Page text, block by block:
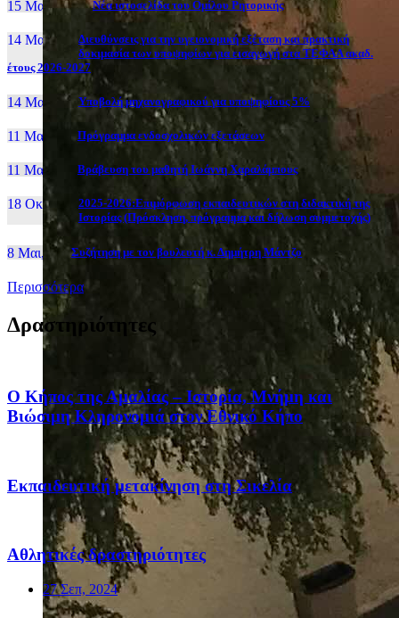
15 Μαι, 2026 Νέα ιστοσελίδα του Ομίλου Ρητορικής
14 Μαι, 26
Διευθύνσεις για την υγειονομική εξέταση και πρακτική
δοκιμασία των υποψηφίων για εισαγωγή στα ΤΕΦΑΑ ακαδ.
έτους 2026-2027
14 Μαι, 26 Yποβολή μηχανογραφικού για υποψηφίους 5%
11 Μαι, 26 Πρόγραμμα ενδοσχολικών εξετάσεων
11 Μαι, 26 Βράβευση του μαθητή Ιωάννη Χαραλάμπους
18 Οκτ, 25
2025-2026:Επιμόρφωση εκπαιδευτικών στη διδακτική της
Ιστορίας (Πρόσκληση, πρόγραμμα και δήλωση συμμετοχής)
8 Μαι, 26 Συζήτηση με τον βουλευτή κ. Δημήτρη Μάντζο
Περισσότερα
Δραστηριότητες
Ο Κήπος της Αμαλίας – Ιστορία, Μνήμη και
Βιώσιμη Κληρονομιά στον Εθνικό Κήπο
Eκπαιδευτική μετακίνηση στη Σικελία
Αθλητικές δραστηριότητες
27 Σεπ, 2024